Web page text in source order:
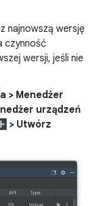
najnowszą wersję
czynność
wersji, jeśli nie
> Menedżer
urządzeń
> Utwórz